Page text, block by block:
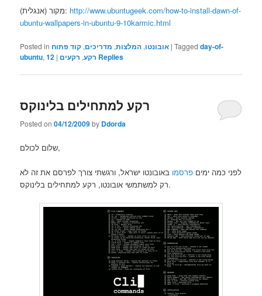
מקור (אנגלית): http://www.ubuntugeek.com/how-to-install-dawn-of-
ubuntu-wallpapers-in-ubuntu-9-10karmic.html
Posted in אובונטו, המלצות, מדריכים, קוד פתוח |Tagged day-of-
ubuntu, רקע, רקעים |
12 Replies
רקע למתחילים בלינוקס
Posted on04/12/2009by Ddorda
שלום לכולם,
לפני כמה ימים פרסמו באובונטו ישראל, ורגשתי צורך לפרסם את זה לא
רק למשתמשי אובונטו, רקע למתחילים בלינוקס.